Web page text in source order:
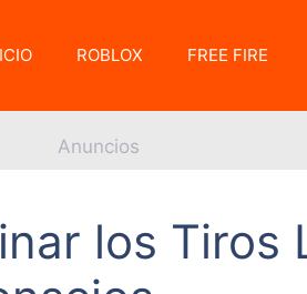
ROBLOX FREE FIRE
Anuncios
los Tiros